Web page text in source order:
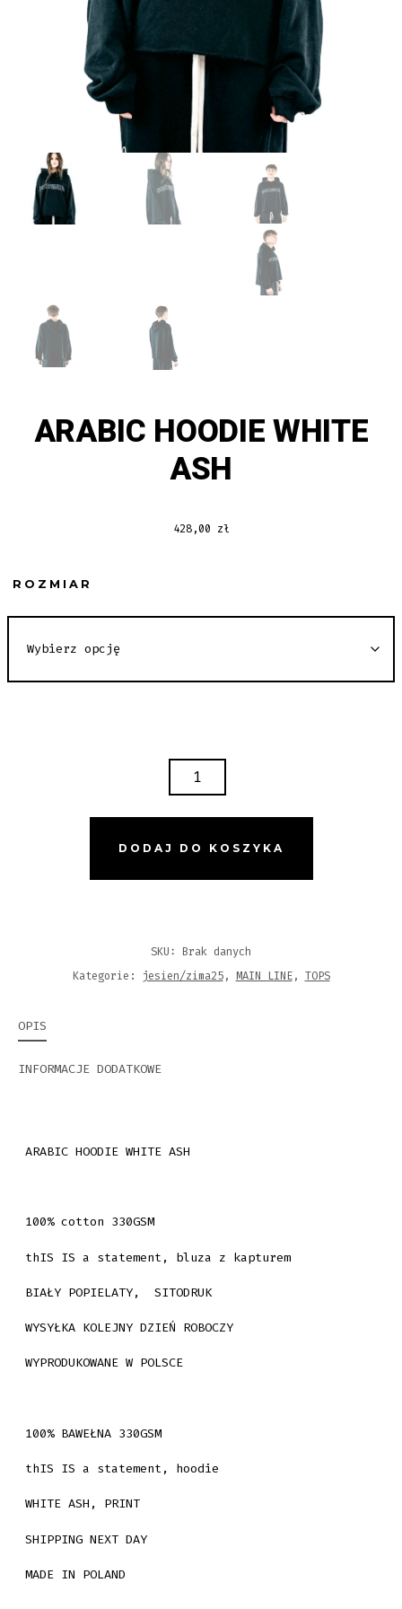
ARABIC HOODIE WHITE
ASH
428,00 zł
ROZMIAR
DODAJ DO KOSZYKA
SKU: Brak danych
Kategorie:
jesien/zima25, MAIN LINE, TOPS
OPIS
INFORMACJE DODATKOWE
ARABIC HOODIE WHITE ASH
100% cotton 330GSM
thIS IS a statement, bluza z kapturem
BIAŁY POPIELATY, SITODRUK
WYSYŁKA KOLEJNY DZIEŃ ROBOCZY
WYPRODUKOWANE W POLSCE
100% BAWEŁNA 330GSM
thIS IS a statement, hoodie
WHITE ASH, PRINT
SHIPPING NEXT DAY
MADE IN POLAND